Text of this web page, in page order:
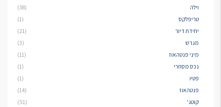
וילה
(38)
טריפלקס
(1)
יחידת דיור
(21)
מגרש
(3)
מיני פנטהאוז
(11)
נכס מסחרי
(1)
פטיו
(1)
פנטהאוז
(14)
קוטג'
(51)